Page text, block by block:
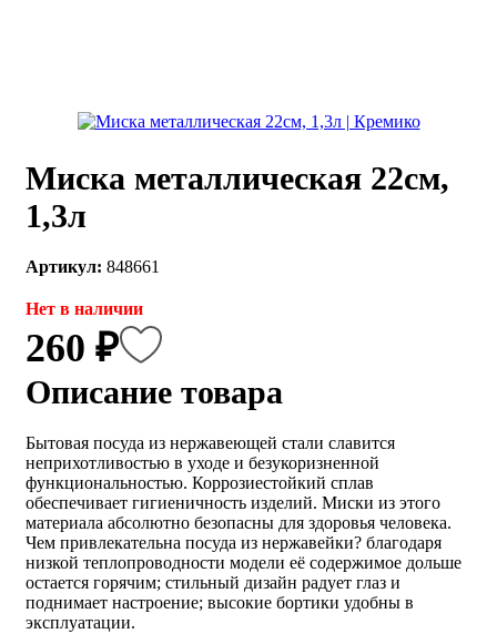
106
256-54-
Миска металлическая 22см,
1,3л
Артикул: 848661
Нет в наличии
260 ₽
Описание товара
Бытовая посуда из нержавеющей стали славится
неприхотливостью в уходе и безукоризненной
функциональностью. Коррозиестойкий сплав
обеспечивает гигиеничность изделий. Миски из этого
материала абсолютно безопасны для здоровья человека.
Чем привлекательна посуда из нержавейки? благодаря
низкой теплопроводности модели её содержимое дольше
остается горячим; стильный дизайн радует глаз и
поднимает настроение; высокие бортики удобны в
эксплуатации.